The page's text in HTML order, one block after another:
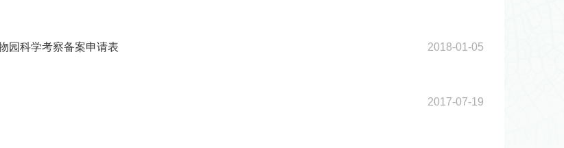
园科学考察备案申请表 2018-01-05
2017-07-19